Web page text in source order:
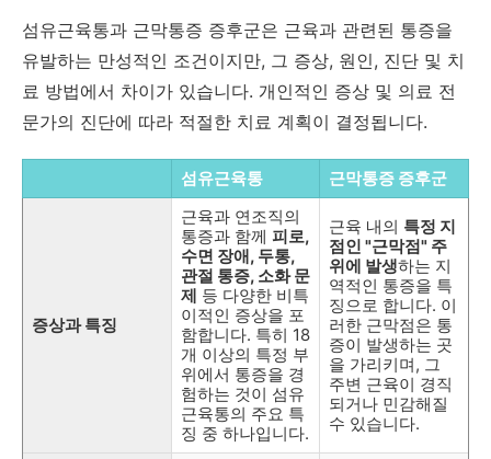
섬유근육통과 근막통증 증후군은 근육과 관련된 통증을
유발하는 만성적인 조건이지만, 그 증상, 원인, 진단 및 치
료 방법에서 차이가 있습니다. 개인적인 증상 및 의료 전
문가의 진단에 따라 적절한 치료 계획이 결정됩니다.
섬유근육통 근막통증 증후군
증상과 특징
근육과 연조직의
통증과 함께 피로,
수면 장애, 두통,
관절 통증, 소화 문
제 등 다양한 비특
이적인 증상을 포
함합니다. 특히 18
개 이상의 특정 부
위에서 통증을 경
험하는 것이 섬유
근육통의 주요 특
징 중 하나입니다.
근육 내의 특정 지
점인 "근막점" 주
위에 발생하는 지
역적인 통증을 특
징으로 합니다. 이
러한 근막점은 통
증이 발생하는 곳
을 가리키며, 그
주변 근육이 경직
되거나 민감해질
수 있습니다.